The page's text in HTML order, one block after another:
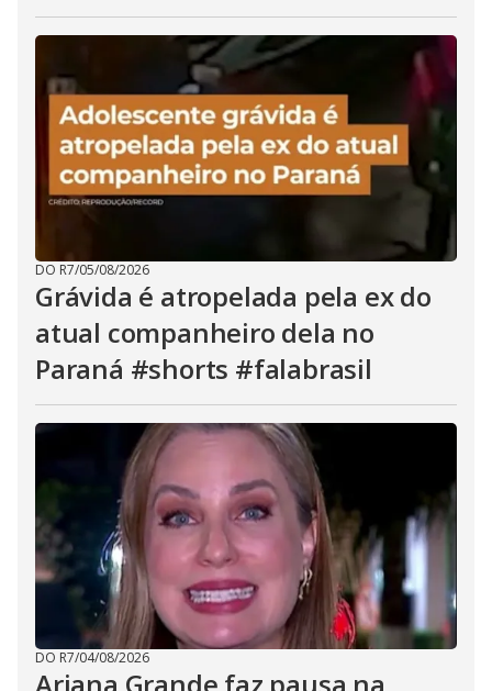
DO R7/05/08/2026
Grávida é atropelada pela ex do
atual companheiro dela no
Paraná #shorts #falabrasil
DO R7/04/08/2026